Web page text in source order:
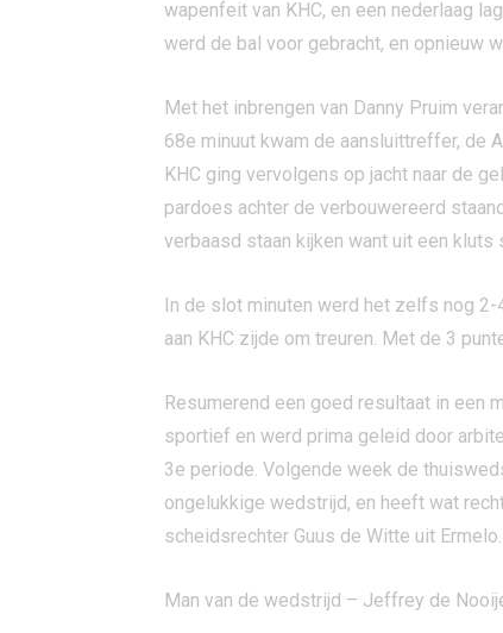
wapenfeit van KHC, en een nederlaag
werd de bal voor gebracht, en opnieuw
Met het inbrengen van Danny Pruim
68e minuut kwam de aansluittreffer, de
KHC ging vervolgens op jacht naar de
pardoes achter de verbouwereerd
verbaasd staan kijken want uit een kluts
In de slot minuten werd het zelfs nog
aan KHC zijde om treuren. Met de 3
Resumerend een goed resultaat in
sportief en werd prima geleid door
3e periode. Volgende week de
ongelukkige wedstrijd, en heeft wat
scheidsrechter Guus de Witte uit Ermelo.
Man van de wedstrijd – Jeffrey de